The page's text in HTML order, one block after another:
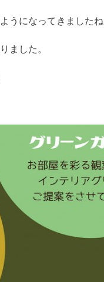
うになってきました
ました。